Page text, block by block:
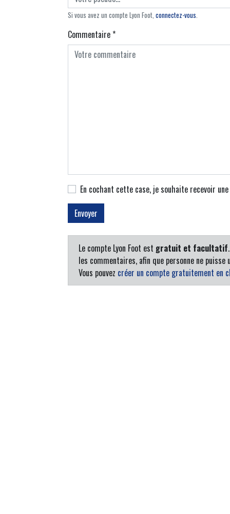
Si vous avez un compte Lyon Foot, connectez-vous
Commentaire*
En cochant cette case, je souhaite recevoir
Le compte Lyon Foot est gratuit et facultatif
les commentaires, afin que personne ne
Vous pouvez créer un compte gratuitement en